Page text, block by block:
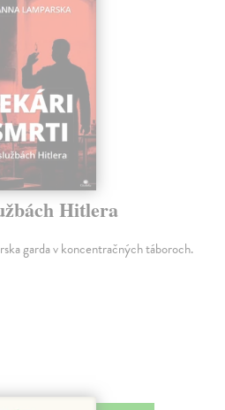
Hitlera
garda v koncentračných táboroch.